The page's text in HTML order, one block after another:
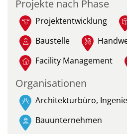
Projekte nach Phase
Projektentwicklung
Baustelle
Facility Management
Organisationen
Architekturbüro,
Bauunternehmen